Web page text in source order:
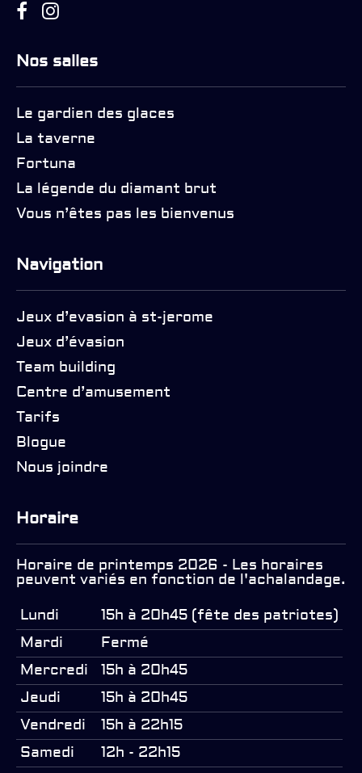
Nos salles
Le gardien des glaces
La taverne
Fortuna
La légende du diamant brut
Vous n’êtes pas les bienvenus
Navigation
Jeux d’evasion à st-jerome
Jeux d’évasion
Team building
Centre d’amusement
Tarifs
Blogue
Nous joindre
Horaire
Horaire de printemps 2026 - Les horaires
peuvent variés en fonction de l'achalandage.
Lundi
15h à 20h45 (fête des patriotes)
Mardi
Fermé
Mercredi
15h à 20h45
Jeudi
15h à 20h45
Vendredi
15h à 22h15
Samedi
12h - 22h15